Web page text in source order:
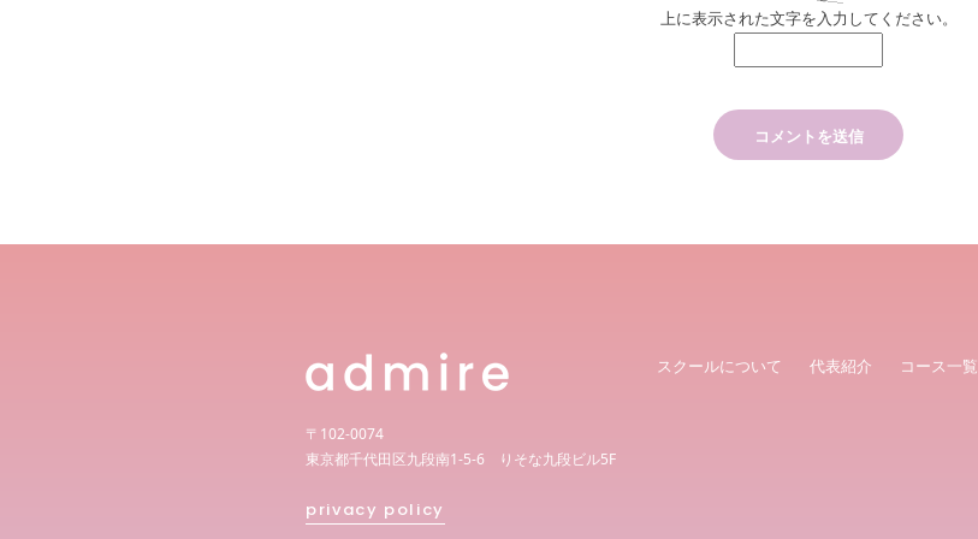
上に表示された文字を入力してください。
スクールについて 代表紹介 コース一覧
〒102-0074
東京都千代田区九段南1-5-6 りそな九段ビル5F
privacy policy